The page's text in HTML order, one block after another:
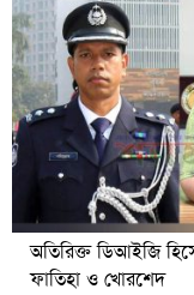
অতিরিক্ত ডিআইজি
ফাতিহা ও খোরশেদ